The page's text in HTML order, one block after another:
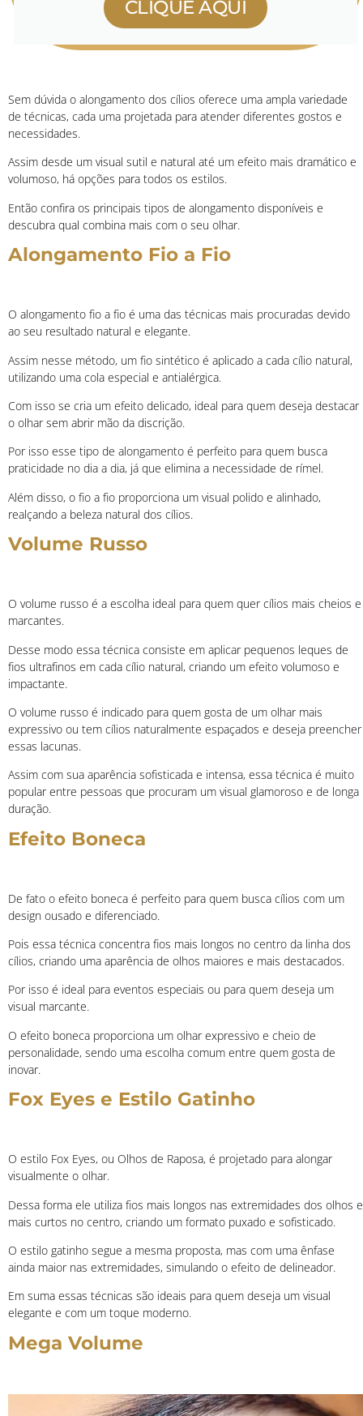
CLIQUE AQUI
Sem dúvida o alongamento dos cílios oferece uma ampla variedade
de técnicas, cada uma projetada para atender diferentes gostos e
necessidades.
Assim desde um visual sutil e natural até um efeito mais dramático e
volumoso, há opções para todos os estilos.
Então confira os principais tipos de alongamento disponíveis e
descubra qual combina mais com o seu olhar.
Alongamento Fio a Fio
O alongamento fio a fio é uma das técnicas mais procuradas devido
ao seu resultado natural e elegante.
Assim nesse método, um fio sintético é aplicado a cada cílio natural,
utilizando uma cola especial e antialérgica.
Com isso se cria um efeito delicado, ideal para quem deseja destacar
o olhar sem abrir mão da discrição.
Por isso esse tipo de alongamento é perfeito para quem busca
praticidade no dia a dia, já que elimina a necessidade de rímel.
Além disso, o fio a fio proporciona um visual polido e alinhado,
realçando a beleza natural dos cílios.
Volume Russo
O volume russo é a escolha ideal para quem quer cílios mais cheios e
marcantes.
Desse modo essa técnica consiste em aplicar pequenos leques de
fios ultrafinos em cada cílio natural, criando um efeito volumoso e
impactante.
O volume russo é indicado para quem gosta de um olhar mais
expressivo ou tem cílios naturalmente espaçados e deseja preencher
essas lacunas.
Assim com sua aparência sofisticada e intensa, essa técnica é muito
popular entre pessoas que procuram um visual glamoroso e de longa
duração.
Efeito Boneca
De fato o efeito boneca é perfeito para quem busca cílios com um
design ousado e diferenciado.
Pois essa técnica concentra fios mais longos no centro da linha dos
cílios, criando uma aparência de olhos maiores e mais destacados.
Por isso é ideal para eventos especiais ou para quem deseja um
visual marcante.
O efeito boneca proporciona um olhar expressivo e cheio de
personalidade, sendo uma escolha comum entre quem gosta de
inovar.
Fox Eyes e Estilo Gatinho
O estilo Fox Eyes, ou Olhos de Raposa, é projetado para alongar
visualmente o olhar.
Dessa forma ele utiliza fios mais longos nas extremidades dos olhos e
mais curtos no centro, criando um formato puxado e sofisticado.
O estilo gatinho segue a mesma proposta, mas com uma ênfase
ainda maior nas extremidades, simulando o efeito de delineador.
Em suma essas técnicas são ideais para quem deseja um visual
elegante e com um toque moderno.
Mega Volume